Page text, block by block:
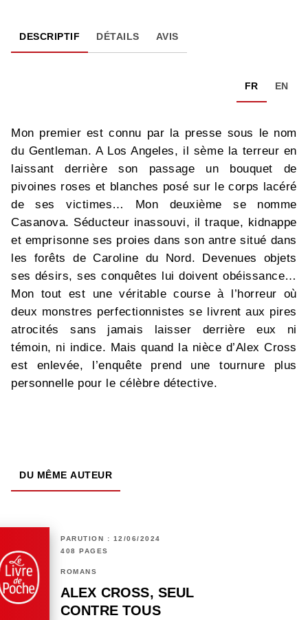
DESCRIPTIF DÉTAILS AVIS
FR EN
Mon premier est connu par la presse sous le nom
du Gentleman. A Los Angeles, il sème la terreur en
laissant derrière son passage un bouquet de
pivoines roses et blanches posé sur le corps lacéré
de ses victimes… Mon deuxième se nomme
Casanova. Séducteur inassouvi, il traque, kidnappe
et emprisonne ses proies dans son antre situé dans
les forêts de Caroline du Nord. Devenues objets
ses désirs, ses conquêtes lui doivent obéissance…
Mon tout est une véritable course à l’horreur où
deux monstres perfectionnistes se livrent aux pires
atrocités sans jamais laisser derrière eux ni
témoin, ni indice. Mais quand la nièce d’Alex Cross
est enlevée, l’enquête prend une tournure plus
personnelle pour le célèbre détective.
DU MÊME AUTEUR
PARUTION : 12/06/2024
408 PAGES
ROMANS
ALEX CROSS, SEUL
CONTRE TOUS